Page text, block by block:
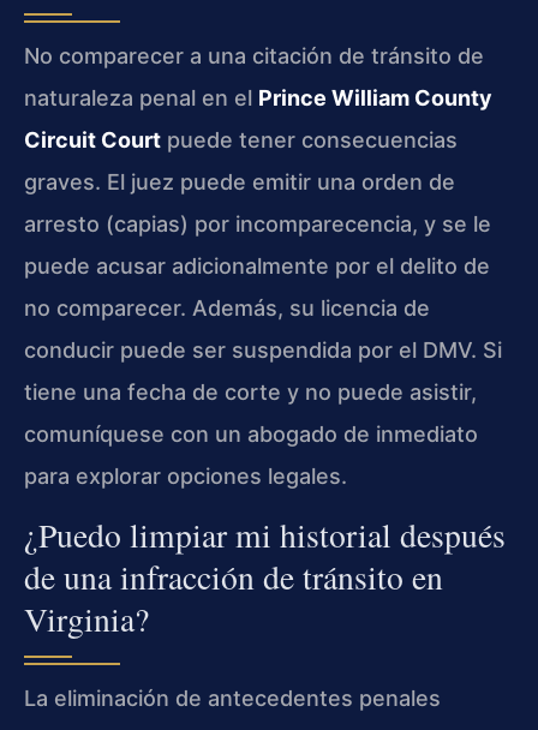
No comparecer a una citación de tránsito de
naturaleza penal en el Prince William County
Circuit Court puede tener consecuencias
graves. El juez puede emitir una orden de
arresto (capias) por incomparecencia, y se le
puede acusar adicionalmente por el delito de
no comparecer. Además, su licencia de
conducir puede ser suspendida por el DMV. Si
tiene una fecha de corte y no puede asistir,
comuníquese con un abogado de inmediato
para explorar opciones legales.
¿Puedo limpiar mi historial después
de una infracción de tránsito en
Virginia?
La eliminación de antecedentes penales